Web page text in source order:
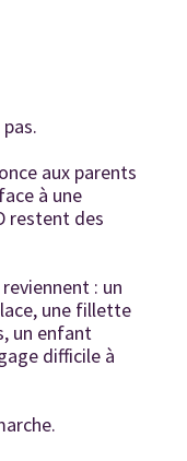
aux parents
à une
restent des
: un
une fillette
un enfant
difficile à